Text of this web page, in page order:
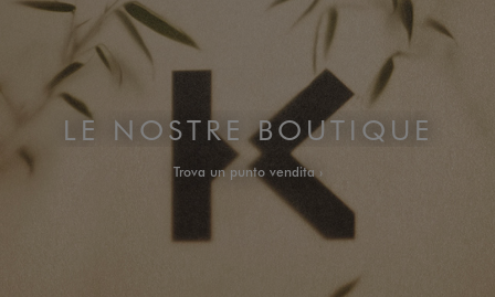
LE NOSTRE BOUTIQUE
Trova un punto vendita